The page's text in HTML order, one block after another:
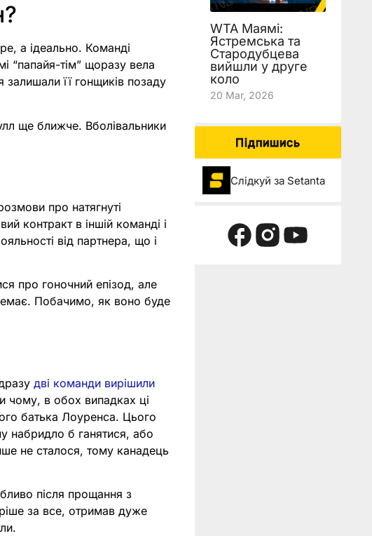
а ідеально. Команді
“папайя-тім” щоразу вела
її гонщиків позаду
ще ближче. Вболівальники
про натягнуті
контракт в іншій команді і
від партнера, що і
про гоночний епізод, але
Побачимо, як воно буде
дві команди вирішили
чому, в обох випадках ці
батька Лоуренса. Цього
набридло б ганятися, або
не сталося, тому канадець
після прощання з
за все, отримав дуже
WTA Маямі:
Ястремська та
Стародубцева
вийшли у друге
коло
20 Mar, 2026
Підпишись
Слідкуй за Setanta